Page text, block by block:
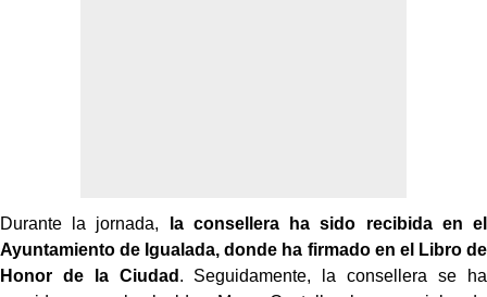
Durante la jornada,
la consellera ha sido recibida en el
Ayuntamiento de Igualada, donde ha firmado en el Libro de
Honor de la Ciudad . Seguidamente, la consellera se ha